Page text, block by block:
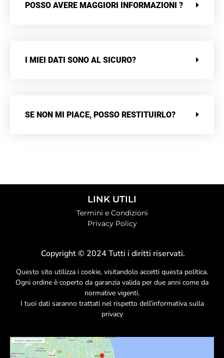
POSSO AVERE MAGGIORI INFORMAZIONI ?
I MIEI DATI SONO AL SICURO?
SE NON MI PIACE, POSSO RESTITUIRLO?
LINK UTILI
Termini e Condizioni
Privacy Policy
Copyright © 2024 Tutti i diritti riservati.
Questo sito utilizza i cookie, visitandolo accetti questa politica.
Ogni ordine è coperto da garanzia valida per due anni come da
normative vigenti.
I tuoi dati saranno trattati nel rispetto dell’informativa sulla
privacy